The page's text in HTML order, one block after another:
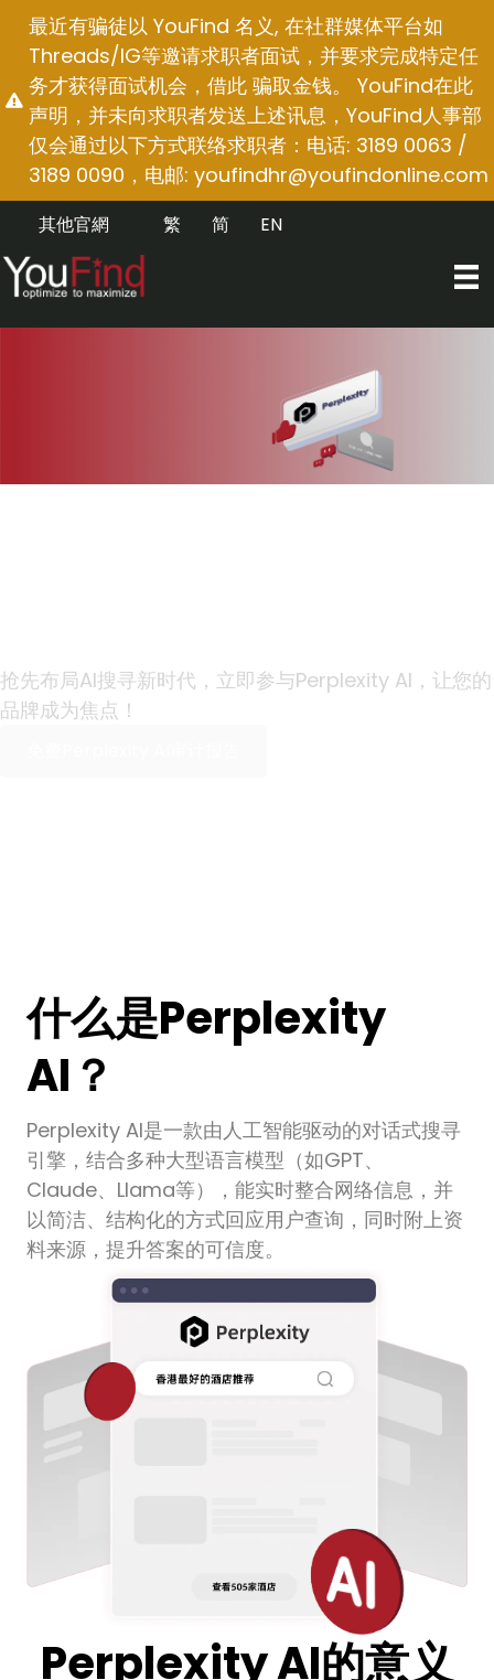
容
最近有骗徒以 YouFind 名义, 在社群媒体平台如
Threads/IG等邀请求职者面试，并要求完成特定任
务才获得面试机会，借此 骗取金钱。 YouFind在此
声明，并未向求职者发送上述讯息，YouFind人事部
仅会通过以下方式联络求职者：电话: 3189 0063 /
3189 0090，电邮: youfindhr@youfindonline.com
其他官網 EN
简
繁
抢先布局AI搜寻新时代，立即参与Perplexity AI，让您的
品牌成为焦点！
什么是Perplexity
AI？
Perplexity AI是一款由人工智能驱动的对话式搜寻
引擎，结合多种大型语言模型（如GPT、
Claude、Llama等），能实时整合网络信息，并
以简洁、结构化的方式回应用户查询，同时附上资
料来源，提升答案的可信度。
Perplexity AI的意义